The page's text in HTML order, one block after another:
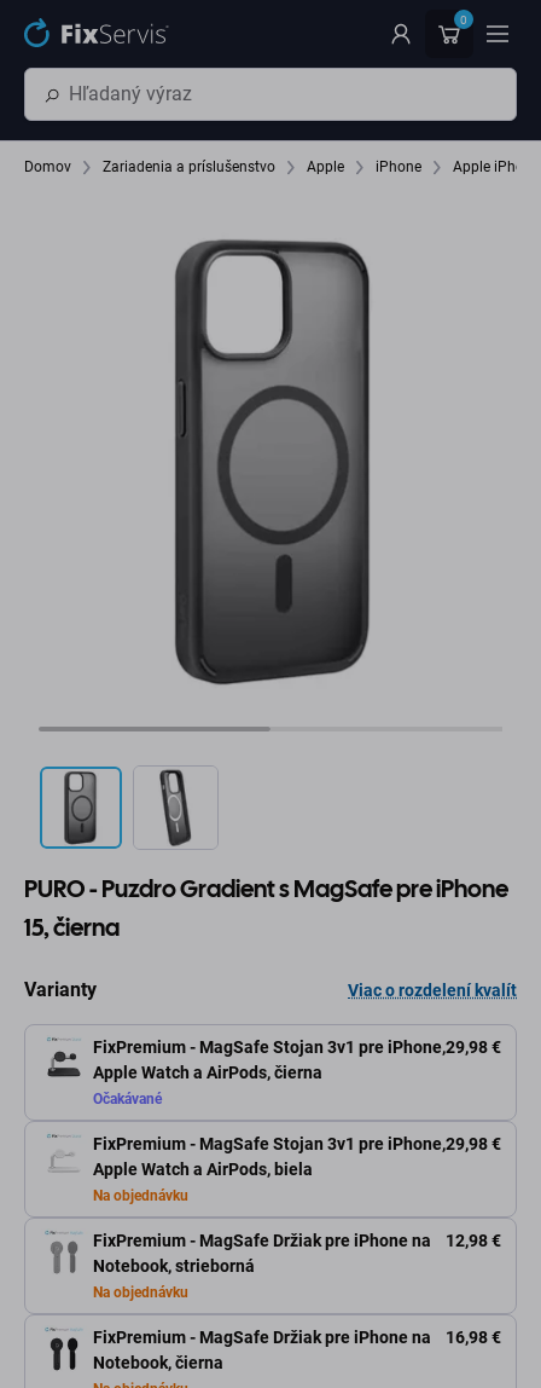
Preskočiť na hlavný obsah 0
Domov Zariadenia a príslušenstvo Apple iPhone Apple
PURO - Puzdro Gradient s MagSafe pre iPhone
15, čierna
Varianty Viac o rozdelení kvalít
FixPremium - MagSafe Stojan 3v1 pre iPhone,
Apple Watch a AirPods, čierna
29,98 €
Očakávané
FixPremium - MagSafe Stojan 3v1 pre iPhone,
Apple Watch a AirPods, biela
29,98 €
Na objednávku
FixPremium - MagSafe Držiak pre iPhone na
Notebook, strieborná
12,98 €
Na objednávku
FixPremium - MagSafe Držiak pre iPhone na
Notebook, čierna
16,98 €